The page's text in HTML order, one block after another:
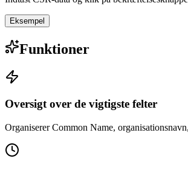
Eksempel
Funktioner
Oversigt over de vigtigste felter
Organiserer Common Name,